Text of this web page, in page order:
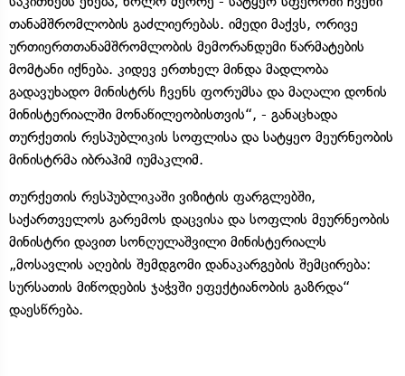
თანამშრომლობის გაძლიერებას. იმედი მაქვს, ორივე
ურთიერთთანამშრომლობის მემორანდუმი წარმატების
მომტანი იქნება. კიდევ ერთხელ მინდა მადლობა
გადავუხადო მინისტრს ჩვენს ფორუმსა და მაღალი დონის
მინისტერიალში მონაწილეობისთვის“, - განაცხადა
თურქეთის რესპუბლიკის სოფლისა და სატყეო მეურნეობის
მინისტრმა იბრაჰიმ იუმაკლიმ.
თურქეთის რესპუბლიკაში ვიზიტის ფარგლებში,
საქართველოს გარემოს დაცვისა და სოფლის მეურნეობის
მინისტრი დავით სონღულაშვილი მინისტერიალს
„მოსავლის აღების შემდგომი დანაკარგების შემცირება:
სურსათის მიწოდების ჯაჭვში ეფექტიანობის გაზრდა“
დაესწრება.